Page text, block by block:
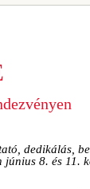
dedikálás,
8. és 11.